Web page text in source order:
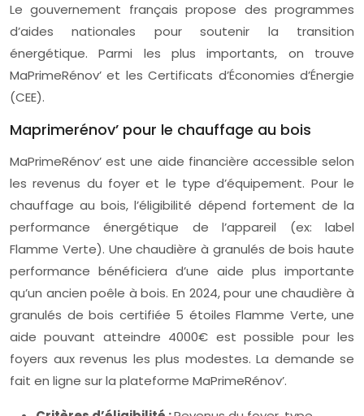
Le gouvernement français propose des programmes
d’aides nationales pour soutenir la transition
énergétique. Parmi les plus importants, on trouve
MaPrimeRénov’ et les Certificats d’Économies d’Énergie
(CEE).
Maprimerénov’ pour le chauffage au bois
MaPrimeRénov’ est une aide financière accessible selon
les revenus du foyer et le type d’équipement. Pour le
chauffage au bois, l’éligibilité dépend fortement de la
performance énergétique de l’appareil (ex: label
Flamme Verte). Une chaudière à granulés de bois haute
performance bénéficiera d’une aide plus importante
qu’un ancien poêle à bois. En 2024, pour une chaudière à
granulés de bois certifiée 5 étoiles Flamme Verte, une
aide pouvant atteindre 4000€ est possible pour les
foyers aux revenus les plus modestes. La demande se
fait en ligne sur la plateforme MaPrimeRénov’.